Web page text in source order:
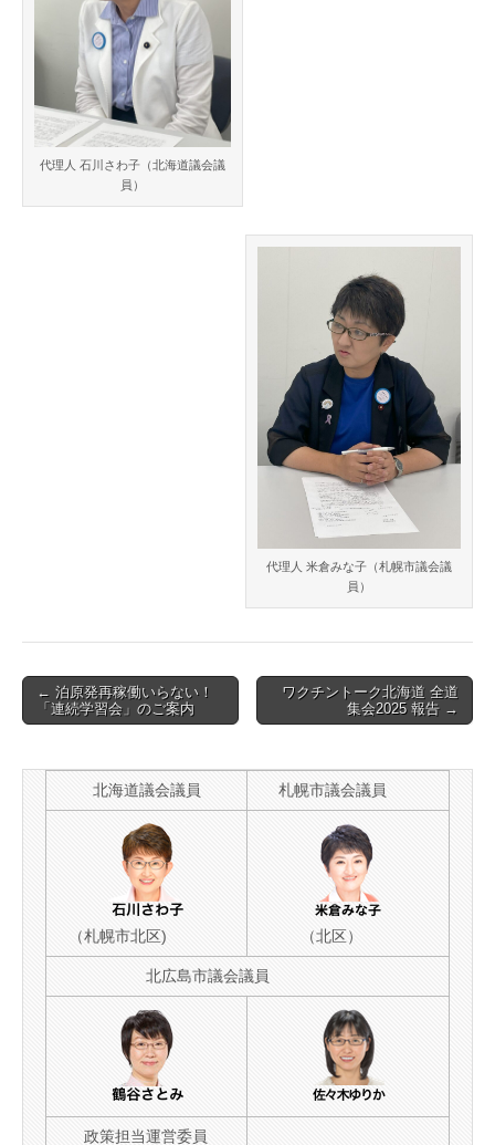
代理人 石川さわ子（北海道議会議
員）
代理人 米倉みな子（札幌市議会議
員）
Post
navigation
← 泊原発再稼働いらない！
「連続学習会」のご案内
ワクチントーク北海道 全道
集会2025 報告 →
北海道議会議員 札幌市議会議員
（札幌市北区) （北区）
北広島市議会議員
政策担当運営委員